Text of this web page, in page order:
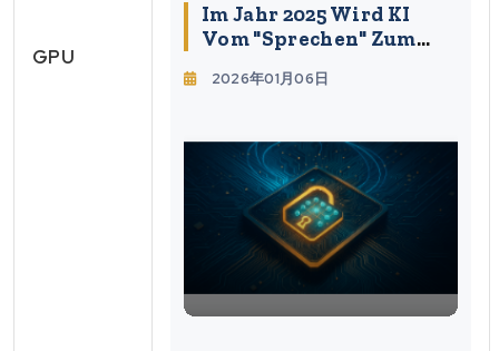
GPU
Im Jahr 2025 Wird KI
Vom "Sprechen" Zum
Die Wahrheit Über Das
Agenten Und Die
Aufgaben Für 2026
2026年01月06日